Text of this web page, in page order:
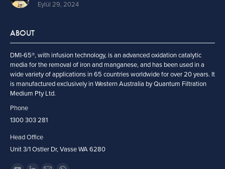
Eylül 29, 2024
ABOUT
DMI-65®, with infusion technology, is an advanced oxidation catalytic
media for the removal of iron and manganese, and has been used in a
wide variety of applications in 65 countries worldwide for over 20 years. It
is manufactured exclusively in Western Australia by Quantum Filtration
Medium Pty Ltd.
Phone
1300 303 281
Head Office
Unit 3/1 Ostler Dr, Vasse WA 6280
Find us on: